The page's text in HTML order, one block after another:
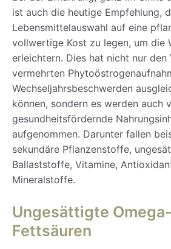
ist auch die heutige Empfehlung,
Lebensmittelauswahl auf eine
vollwertige Kost zu legen, um die
erleichtern. Dies hat nicht nur den
vermehrten
Wechseljahrsbeschwerden
können, sondern es werden auch
gesundheitsfördernde
aufgenommen. Darunter fallen
sekundäre Pflanzenstoffe,
Ballaststoffe, Vitamine,
Mineralstoffe.
Ungesättigte
Fettsäuren